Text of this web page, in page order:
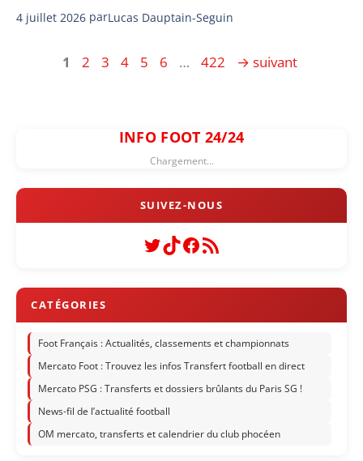
4 juillet 2026 parLucas Dauptain-Seguin
Page
1 Page
2 Page
3 Page
4 Page
5 Page
6 … Page
422 → suivant
INFO FOOT 24/24
Chargement...
Twitter
TikTok
Facebook
Flux RSS
Foot Français : Actualités, classements et championnats
Mercato Foot : Trouvez les infos Transfert football en direct
Mercato PSG : Transferts et dossiers brûlants du Paris SG !
News-fil de l’actualité football
OM mercato, transferts et calendrier du club phocéen